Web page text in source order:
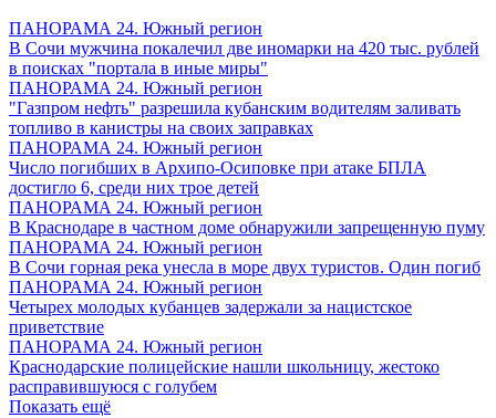
ПАНОРАМА 24. Южный регион
В Сочи мужчина покалечил две иномарки на 420 тыс. рублей
в поисках "портала в иные миры"
ПАНОРАМА 24. Южный регион
"Газпром нефть" разрешила кубанским водителям заливать
топливо в канистры на своих заправках
ПАНОРАМА 24. Южный регион
Число погибших в Архипо-Осиповке при атаке БПЛА
достигло 6, среди них трое детей
ПАНОРАМА 24. Южный регион
В Краснодаре в частном доме обнаружили запрещенную пуму
ПАНОРАМА 24. Южный регион
В Сочи горная река унесла в море двух туристов. Один погиб
ПАНОРАМА 24. Южный регион
Четырех молодых кубанцев задержали за нацистское
приветствие
ПАНОРАМА 24. Южный регион
Краснодарские полицейские нашли школьницу, жестоко
расправившуюся с голубем
Показать ещё